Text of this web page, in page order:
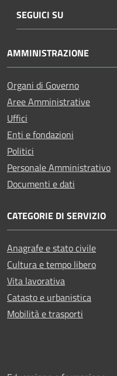
SEGUICI SU
AMMINISTRAZIONE
Organi di Governo
Aree Amministrative
Uffici
Enti e fondazioni
Politici
Personale Amministrativo
Documenti e dati
CATEGORIE DI SERVIZIO
Anagrafe e stato civile
Cultura e tempo libero
Vita lavorativa
Catasto e urbanistica
Mobilità e trasporti